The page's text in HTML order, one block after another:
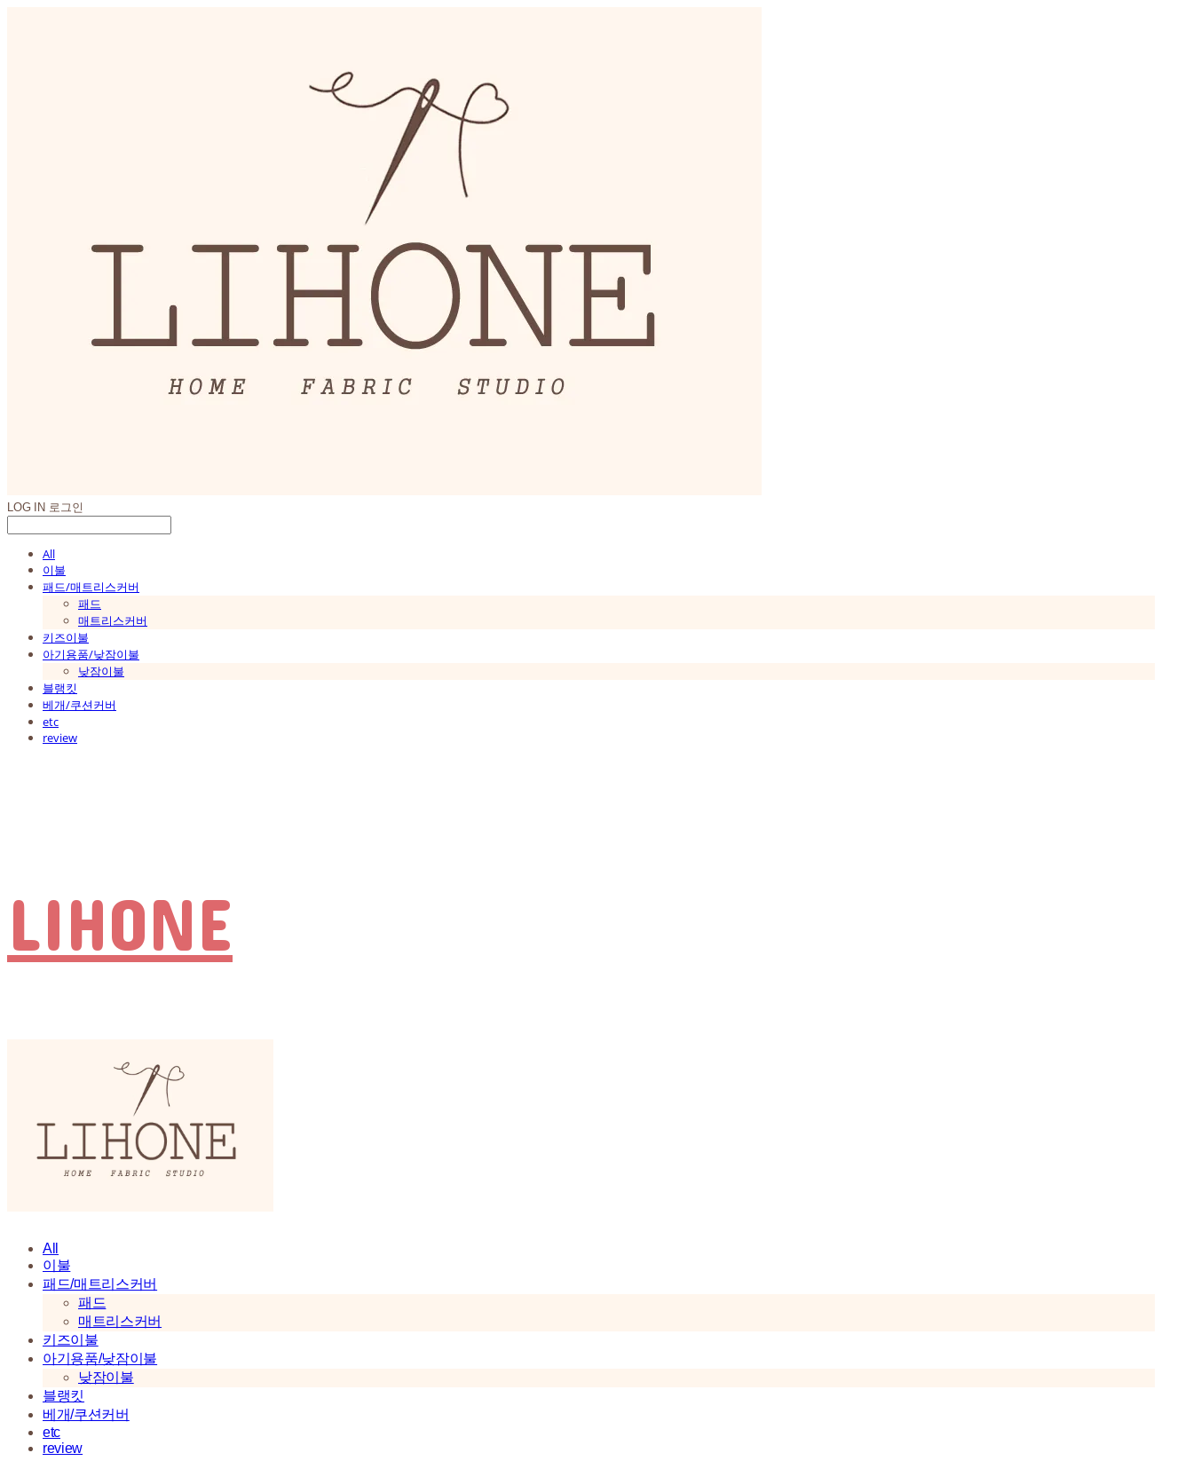
LOG IN 로그인
All
이불
패드/매트리스커버
패드
매트리스커버
키즈이불
아기용품/낮잠이불
낮잠이불
블랭킷
베개/쿠션커버
etc
review
LIHONE
All
이불
패드/매트리스커버
패드
매트리스커버
키즈이불
아기용품/낮잠이불
낮잠이불
블랭킷
베개/쿠션커버
etc
review